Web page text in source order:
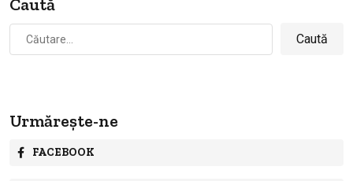
Caută
Caută
după:
Urmărește-ne
FACEBOOK